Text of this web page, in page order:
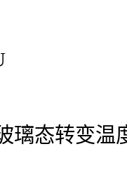
璃态转变